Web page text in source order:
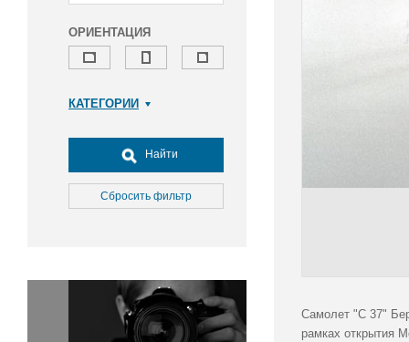
ОРИЕНТАЦИЯ
КАТЕГОРИИ
Досуг, туризм и отдых
Культура
Медицина
Окружающая среда
Политика
Правосудие
Найти
Сбросить фильтр
Самолет "С 37"
рамках открытия